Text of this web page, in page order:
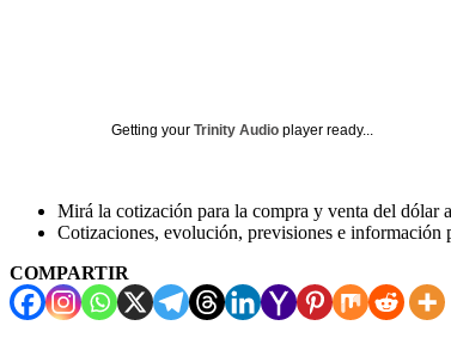
Getting your Trinity Audio player ready...
Mirá la cotización para la compra y venta del dólar
Cotizaciones, evolución, previsiones e información
COMPARTIR